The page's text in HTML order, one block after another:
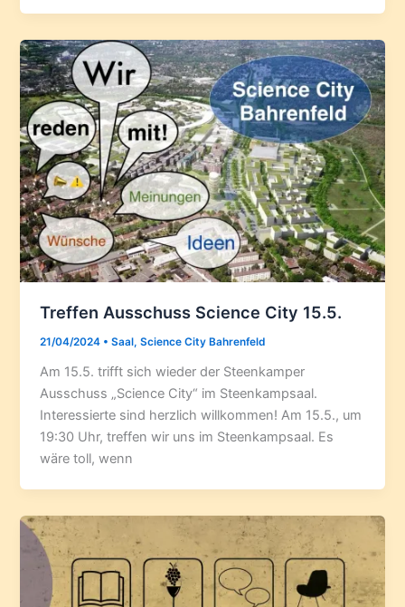
Treffen Ausschuss Science City 15.5.
21/04/2024 •Saal,Science City Bahrenfeld
Am 15.5. trifft sich wieder der Steenkamper
Ausschuss „Science City“ im Steenkampsaal.
Interessierte sind herzlich willkommen! Am 15.5., um
19:30 Uhr, treffen wir uns im Steenkampsaal. Es
wäre toll, wenn